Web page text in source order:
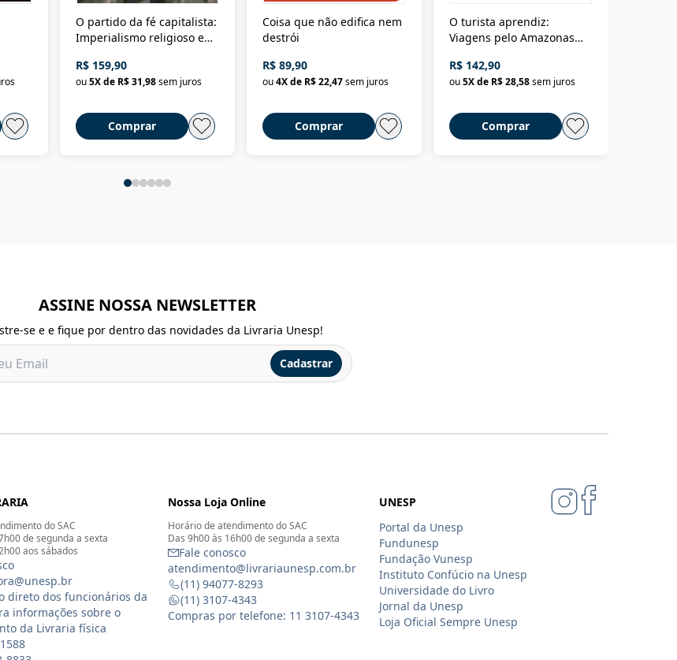
O partido da fé capitalista:
Imperialismo religioso e
Brasil
R$ 159,90
ou5X de R$ 31,98sem juros
Comprar
Coisa que não edifica nem
destrói
R$ 89,90
ou4X de R$ 22,47sem juros
Comprar
O turista aprendiz:
Viagens pelo Amazonas
até a Bolívia e por Marajó
até dizer chega
R$ 142,90
ou5X de R$ 28,58sem juros
Comprar
ASSINE NOSSA NEWSLETTER
se e e fique por dentro das novidades da Livraria Unesp!
Cadastrar
do SAC
de segunda a sexta
aos sábados
direto dos funcionários da
informações sobre o
da Livraria física
Nossa Loja Online
Horário de atendimento do SAC
Das 9h00 às 16h00 de segunda a sexta
Fale conosco
atendimento@livrariaunesp.com.br
(11) 94077-8293
(11) 3107-4343
Compras por telefone: 11 3107-4343
UNESP
Portal da Unesp
Fundunesp
Fundação Vunesp
Instituto Confúcio na Unesp
Universidade do Livro
Jornal da Unesp
Loja Oficial Sempre Unesp